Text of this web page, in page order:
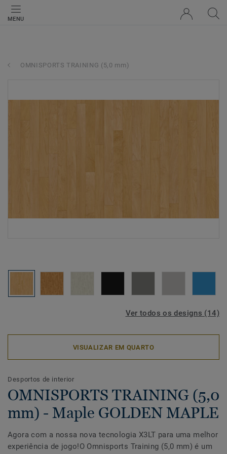
MENU
OMNISPORTS TRAINING (5,0 mm)
Ver todos os designs (14)
VISUALIZAR EM QUARTO
Desportos de interior
OMNISPORTS TRAINING (5,0
mm) - Maple GOLDEN MAPLE
Agora com a nossa nova tecnologia X3LT para uma melhor
experiência de jogo!O Omnisports Training (5,0 mm) é um